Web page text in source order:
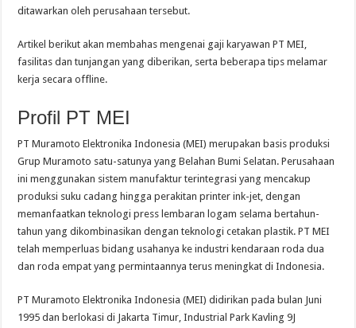
ditawarkan oleh perusahaan tersebut.
Artikel berikut akan membahas mengenai gaji karyawan PT MEI,
fasilitas dan tunjangan yang diberikan, serta beberapa tips melamar
kerja secara offline.
Profil PT MEI
PT Muramoto Elektronika Indonesia (MEI) merupakan basis produksi
Grup Muramoto satu-satunya yang Belahan Bumi Selatan. Perusahaan
ini menggunakan sistem manufaktur terintegrasi yang mencakup
produksi suku cadang hingga perakitan printer ink-jet, dengan
memanfaatkan teknologi press lembaran logam selama bertahun-
tahun yang dikombinasikan dengan teknologi cetakan plastik. PT MEI
telah memperluas bidang usahanya ke industri kendaraan roda dua
dan roda empat yang permintaannya terus meningkat di Indonesia.
PT Muramoto Elektronika Indonesia (MEI) didirikan pada bulan Juni
1995 dan berlokasi di Jakarta Timur, Industrial Park Kavling 9J